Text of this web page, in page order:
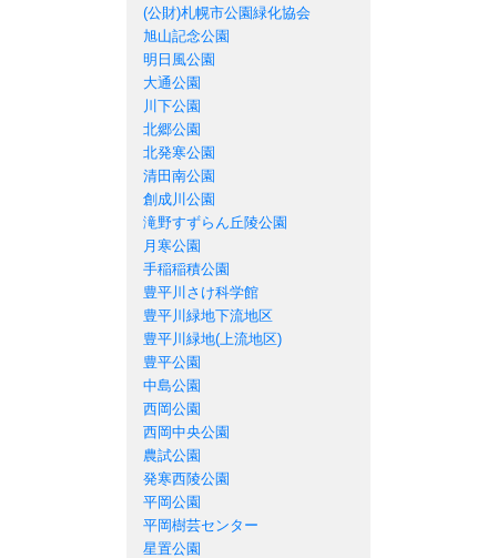
(公財)札幌市公園緑化協会
旭山記念公園
明日風公園
大通公園
川下公園
北郷公園
北発寒公園
清田南公園
創成川公園
滝野すずらん丘陵公園
月寒公園
手稲稲積公園
豊平川さけ科学館
豊平川緑地下流地区
豊平川緑地(上流地区)
豊平公園
中島公園
西岡公園
西岡中央公園
農試公園
発寒西陵公園
平岡公園
平岡樹芸センター
星置公園